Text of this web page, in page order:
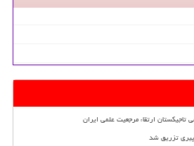
تاجیکستان ارتقاء مرجعیت علمی ایران
تزریق شد